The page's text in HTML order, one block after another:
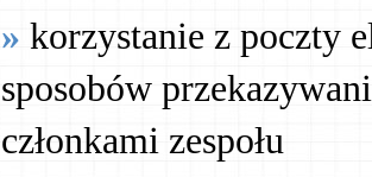
korzystanie z poczty
sposobów
członkami zespołu